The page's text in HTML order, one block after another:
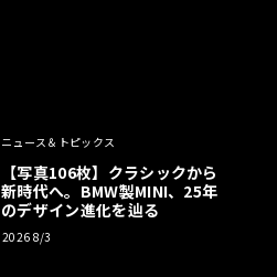
ニュース＆トピックス
【写真106枚】クラシックから
新時代へ。BMW製MINI、25年
のデザイン進化を辿る
2026 8/3